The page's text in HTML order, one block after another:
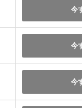
今
今
今